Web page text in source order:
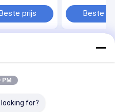
Geldigheid
Beste prijs
Printing in
Beste
© 2026 Guangzhou
All Rights Reserved.
PM
for?